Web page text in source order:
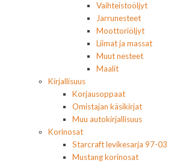
Vaihteistoöljyt
Jarrunesteet
Moottoriöljyt
Liimat ja massat
Muut nesteet
Maalit
Kirjallisuus
Korjausoppaat
Omistajan käsikirjat
Muu autokirjallisuus
Korinosat
Starcraft levikesarja 97-03
Mustang korinosat